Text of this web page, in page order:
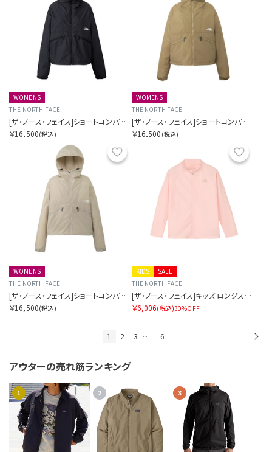
WOMENS
THE NORTH FACE
[ザ・ノース・フェイス]ショートコンパクトジャケット
￥16,500(税込)
WOMENS
THE NORTH FACE
[ザ・ノース・フェイス]ショートコンパクトジャケット
￥16,500 (税込)
お気に入り
WOMENS
THE NORTH FACE
[ザ・ノース・フェイス]ショートコンパクトジャケット
￥16,500(税込)
SALE
KIDS
THE NORTH FACE
[ザ・ノース・フェイス]キッズ ロングスリーブサンシェードフルジップジャケット
￥6,006(税込)30%OFF
1 2 3 … 6
アウターの売れ筋ランキング
1 2 3